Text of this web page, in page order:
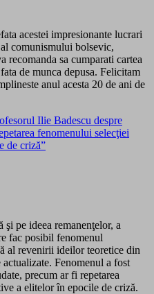
acestei impresionante lucrari
comunismului bolsevic,
recomanda sa cumparati cartea
de munca depusa. Felicitam
anul acesta 20 de ani de
Ilie Badescu despre
fenomenului selecţiei
de criză”
şi pe ideea remanenţelor, a
fac posibil fenomenul
al revenirii ideilor teoretice din
Fenomenul a fost
precum ar fi repetarea
a elitelor în epocile de criză.